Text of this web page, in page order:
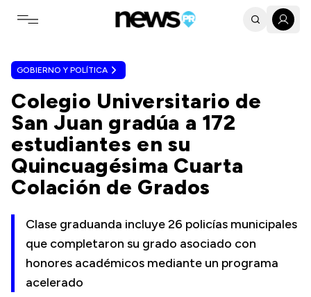
Toggle navigation menu
GOBIERNO Y POLÍTICA
Colegio Universitario de
San Juan gradúa a 172
estudiantes en su
Quincuagésima Cuarta
Colación de Grados
Clase graduanda incluye 26 policías municipales
que completaron su grado asociado con
honores académicos mediante un programa
acelerado